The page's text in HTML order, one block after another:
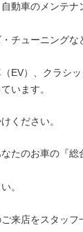
動車のメンテナ
チューニングな
EV）、クラシ
います。
ください。
たのお車の『総
。
来店をスタッフ